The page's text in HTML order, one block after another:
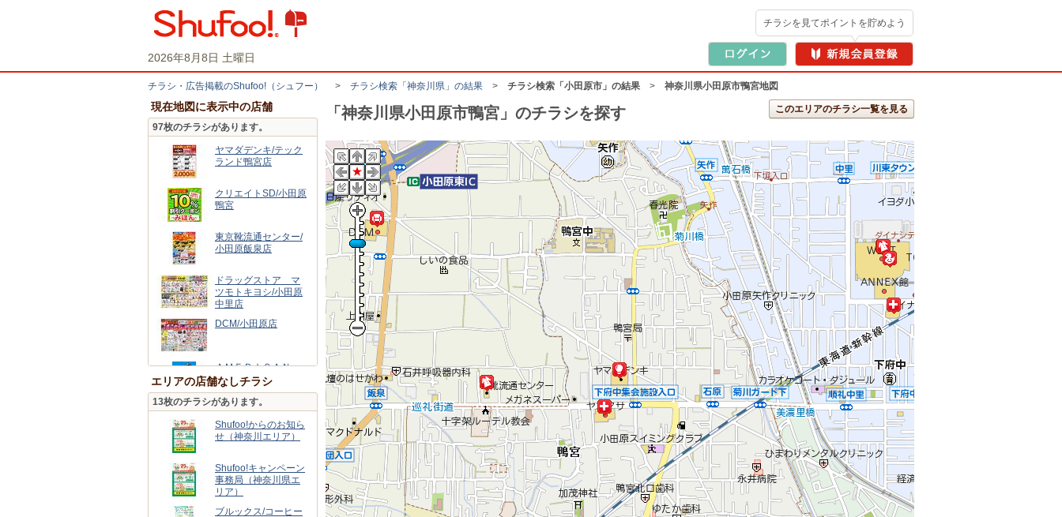
2026年8月8日 土曜日
チラシを見てポイントを貯めよう
チラシ・​広告掲載の​Shufoo!​（シュフー） > チラシ検索「神奈川県」の結果 > チラシ検索「小田原市」の結果 > 神奈川県小田原市鴨宮地図
「神奈川県小田原市鴨宮」のチラシを探す このエリアのチラシ一覧を見る
現在地図に表示中の店舗
97枚のチラシがあります。
ヤマダデンキ/テック
ランド鴨宮店
クリエイトSD/小田原
鴨宮
東京靴流通センター/
小田原飯泉店
ドラッグストア マ
ツモトキヨシ/小田原
中里店
DCM/小田原店
ＡＭＥＲＩＣＡＮ
ＨＯＬＩＣ小田原ダ
イナシティ
買取大吉/ダイナシテ
ィ小田原店
ナシティ店
ワークマンColorsダ
イナシティ小田原店
エリアの店舗なしチラシ
13枚のチラシがあります。
Shufoo!からのお知ら
せ（神奈川エリア）
Shufoo!キャンペーン
事務局（神奈川県エ
リア）
ブルックス/コーヒー